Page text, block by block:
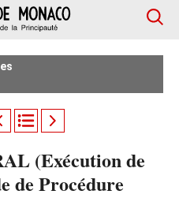
(Exécution de
de Procédure